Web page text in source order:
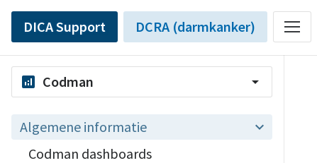
DICA Support DCRA (darmkanker)
analytics Codman arrow_drop_down
Algemene informatie
Codman dashboards